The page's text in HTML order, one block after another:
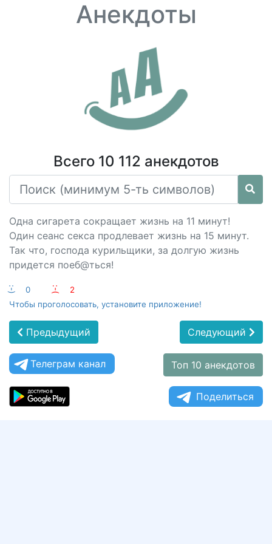
Анекдоты
Всего 10 112 анекдотов
Одна сигарета сокращает жизнь на 11 минут!
Один сеанс cекcа продлевает жизнь на 15 минут.
Так что, господа курильщики, за долгую жизнь
придется поеб@ться!
:-) 0 :-(
2
Чтобы проголосовать, установите приложение!
Предыдущий Следующий
Телеграм канал Топ 10 анекдотов
Поделиться